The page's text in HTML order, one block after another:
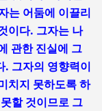
는 어둠에 이끌리
이다. 그자는 나
관한 진실에 그
. 그자의 영향력이
치지 못하도록 하
할 것이므로 그